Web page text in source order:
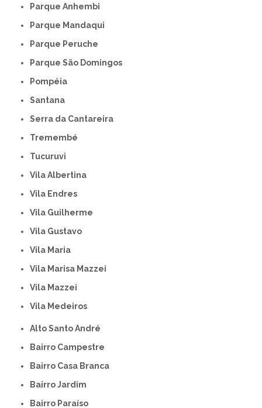
Parque Anhembi
Parque Mandaqui
Parque Peruche
Parque São Domingos
Pompéia
Santana
Serra da Cantareira
Tremembé
Tucuruvi
Vila Albertina
Vila Endres
Vila Guilherme
Vila Gustavo
Vila Maria
Vila Marisa Mazzei
Vila Mazzei
Vila Medeiros
Alto Santo André
Bairro Campestre
Bairro Casa Branca
Bairro Jardim
Bairro Paraíso